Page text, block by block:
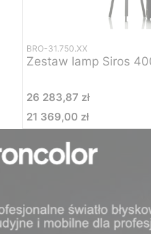
BRO-31.750.XX
Zestaw lamp Siros
Cena
26 283,87 zł
Cena
21 369,00 zł